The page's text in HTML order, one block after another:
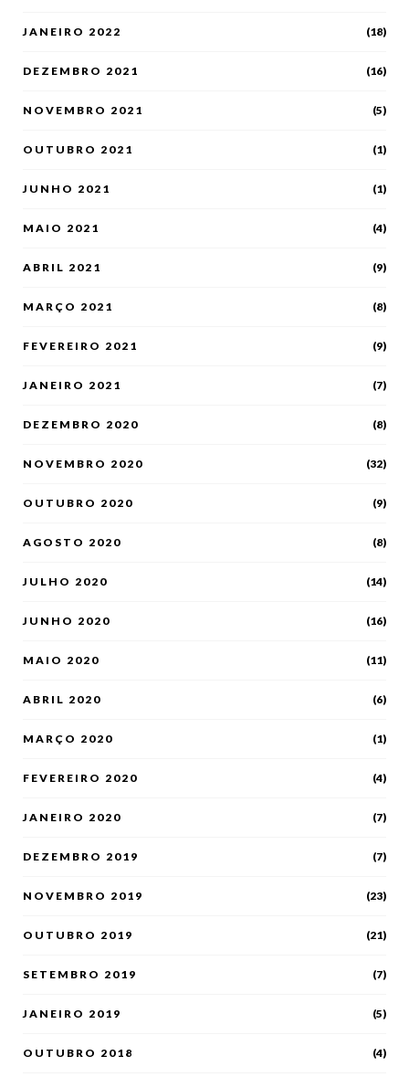
JANEIRO 2022 (18)
DEZEMBRO 2021 (16)
NOVEMBRO 2021 (5)
OUTUBRO 2021 (1)
JUNHO 2021 (1)
MAIO 2021 (4)
ABRIL 2021 (9)
MARÇO 2021 (8)
FEVEREIRO 2021 (9)
JANEIRO 2021 (7)
DEZEMBRO 2020 (8)
NOVEMBRO 2020 (32)
OUTUBRO 2020 (9)
AGOSTO 2020 (8)
JULHO 2020 (14)
JUNHO 2020 (16)
MAIO 2020 (11)
ABRIL 2020 (6)
MARÇO 2020 (1)
FEVEREIRO 2020 (4)
JANEIRO 2020 (7)
DEZEMBRO 2019 (7)
NOVEMBRO 2019 (23)
OUTUBRO 2019 (21)
SETEMBRO 2019 (7)
JANEIRO 2019 (5)
OUTUBRO 2018 (4)